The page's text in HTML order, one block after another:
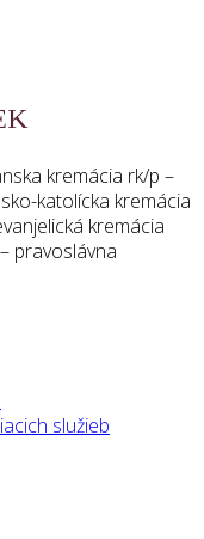
kremácia rk/p –
katolícka kremácia
kremácia
pravoslávna
služieb